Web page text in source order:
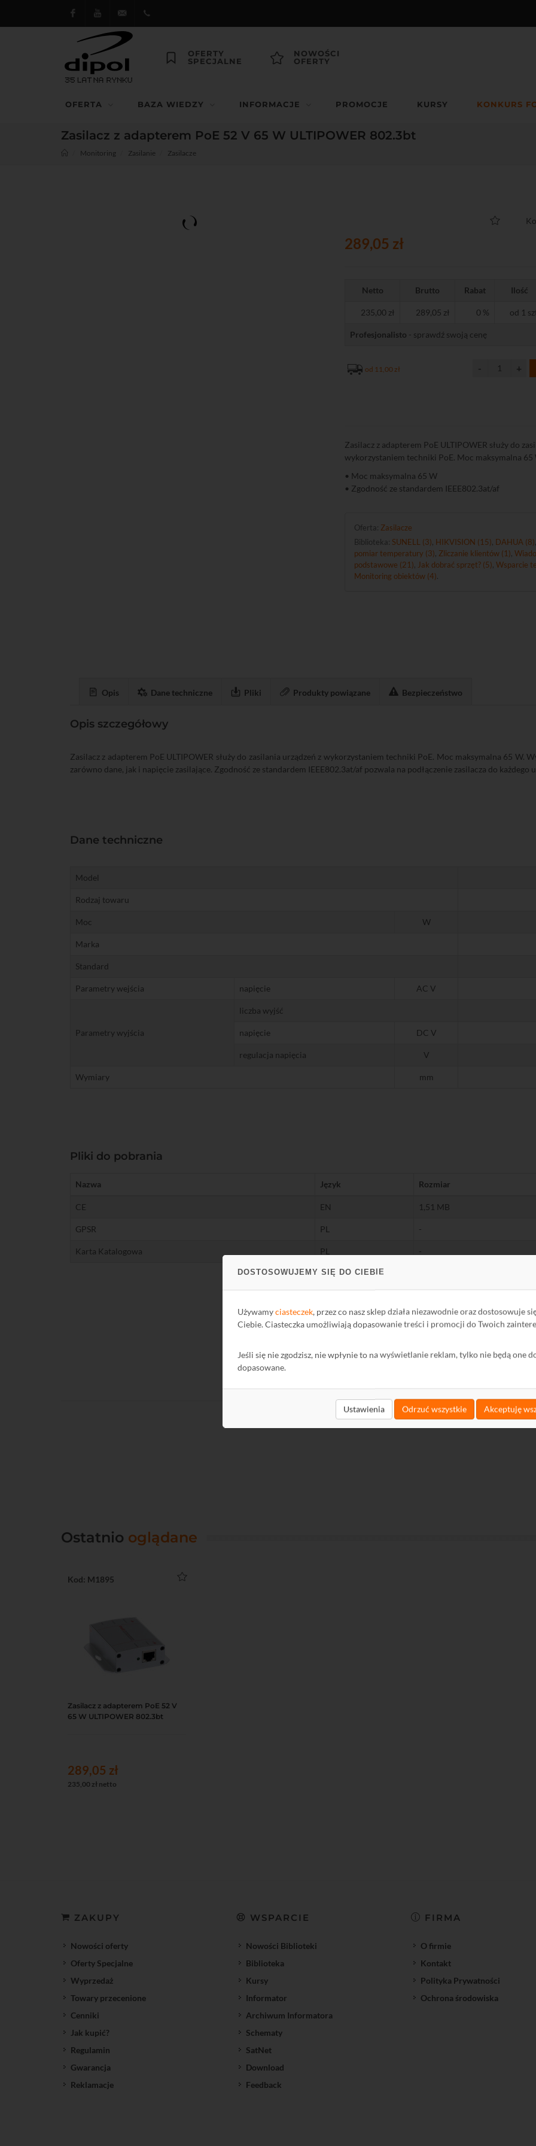
DOSTOSOWUJEMY SIĘ DO CIEBIE
Używamyciasteczek, przez co nasz sklep działa niezawodnie oraz dostosowuje
Ciebie. Ciasteczka umożliwiają dopasowanie treści i promocji do Twoich
Jeśli się nie zgodzisz, nie wpłynie to na wyświetlanie reklam, tylko nie będą one
dopasowane.
Ustawienia Odrzuć wszystkie Akceptuję
FacebookYoutube dipol@dipol.com.pl
OFERTY
SPECJALNE
NOWOŚCI
OFERTY
OFERTA BAZA WIEDZY INFORMACJE PROMOCJE KURSY KONKURS
Zasilacz z adapterem PoE 52 V 65 W ULTIPOWER 802.3bt
Monitoring Zasilanie Zasilacze
289,05 zł
Netto Brutto Rabat Ilość
235,00 zł 289,05 zł 0 % od 1
Profesjonalisto - sprawdź swoją cenę
od 11,00 zł
Zasilacz z adapterem PoE ULTIPOWER służy do
wykorzystaniem techniki PoE. Moc maksymalna 65
• Moc maksymalna 65 W
• Zgodność ze standardem IEEE802.3at/af
Oferta: Zasilacze
Biblioteka: SUNELL (3) HIKVISION (15) DAHUA (8)
pomiar temperatury (3) Zliczanie klientów (1) ,
podstawowe (21)
Jak dobrać sprzęt? (5) ,Wsparcie
Monitoring obiektów (4)
Opis Dane techniczne Pliki Produkty powiązane Bezpieczeństwo
Opis szczegółowy
Zasilacz z adapterem PoE ULTIPOWER służy do zasilania urządzeń z wykorzystaniem techniki PoE. Moc maksymalna 65
zarówno dane, jak i napięcie zasilające. Zgodność ze standardem IEEE802.3at/af pozwala na podłączenie zasilacza do każdego
Dane techniczne
Model
Rodzaj towaru
Moc W
Marka
Standard
Parametry wejścia napięcie AC V
Parametry wyjścia
liczba wyjść
napięcie DC V
regulacja napięcia V
Wymiary mm
Pliki do pobrania
Nazwa Język Rozmiar
CE EN 1,51 MB
GPSR PL -
Karta Katalogowa PL -
Ostatnio oglądane
Kod: M1895
Do koszyka Podgląd
Zasilacz z adapterem PoE 52 V
65 W ULTIPOWER 802.3bt
289,05 zł
235,00 zł netto
ZAKUPY
Nowości oferty
Oferty Specjalne
Wyprzedaż
Towary przecenione
Cenniki
Jak kupić?
Regulamin
Gwarancja
Reklamacje
WSPARCIE
Nowości Biblioteki
Biblioteka
Kursy
Informator
Archiwum Informatora
Schematy
SatNet
Download
Feedback
FIRMA
O firmie
Kontakt
Polityka Prywatności
Ochrona środowiska